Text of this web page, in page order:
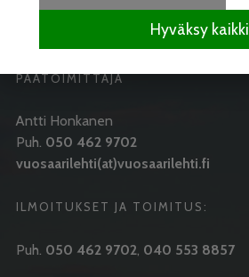
PÄÄTOIMITTAJA
Antti Honkanen
Puh. 050 462 9702
vuosaarilehti(at)vuosaarilehti.fi
ILMOITUKSET JA TOIMITUS:
Puh. 050 462 9702, 040 553 8857
Hyväksy kaikki